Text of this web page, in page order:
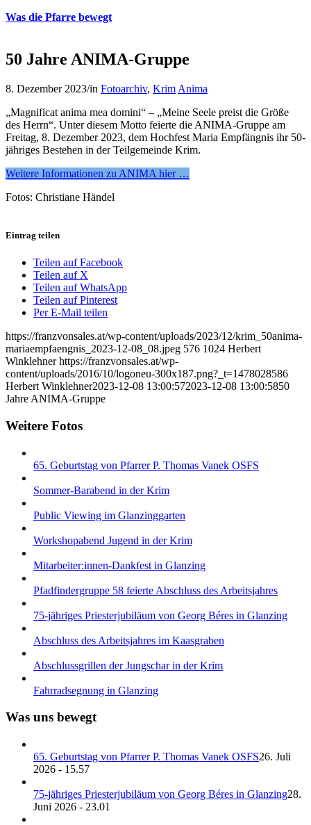
Was die Pfarre bewegt
50 Jahre ANIMA-Gruppe
8. Dezember 2023/in Fotoarchiv, Krim Anima
„Magnificat anima mea domini“ – „Meine Seele preist die Größe
des Herrn“. Unter diesem Motto feierte die ANIMA-Gruppe am
Freitag, 8. Dezember 2023, dem Hochfest Maria Empfängnis ihr 50-
jähriges Bestehen in der Teilgemeinde Krim.
Weitere Informationen zu ANIMA hier …
Fotos: Christiane Händel
Eintrag teilen
Teilen auf Facebook
Teilen auf X
Teilen auf WhatsApp
Teilen auf Pinterest
Per E-Mail teilen
https://franzvonsales.at/wp-content/uploads/2023/12/krim_50anima-
mariaempfaengnis_2023-12-08_08.jpeg 576 1024 Herbert
Winklehner https://franzvonsales.at/wp-
content/uploads/2016/10/logoneu-300x187.png?_t=1478028586
Herbert Winklehner2023-12-08 13:00:572023-12-08 13:00:5850
Jahre ANIMA-Gruppe
Weitere Fotos
65. Geburtstag von Pfarrer P. Thomas Vanek OSFS
Sommer-Barabend in der Krim
Public Viewing im Glanzinggarten
Workshopabend Jugend in der Krim
Mitarbeiter:innen-Dankfest in Glanzing
Pfadfindergruppe 58 feierte Abschluss des Arbeitsjahres
75-jähriges Priesterjubiläum von Georg Béres in Glanzing
Abschluss des Arbeitsjahres im Kaasgraben
Abschlussgrillen der Jungschar in der Krim
Fahrradsegnung in Glanzing
Was uns bewegt
65. Geburtstag von Pfarrer P. Thomas Vanek OSFS26. Juli
2026 - 15.57
75-jähriges Priesterjubiläum von Georg Béres in Glanzing28.
Juni 2026 - 23.01